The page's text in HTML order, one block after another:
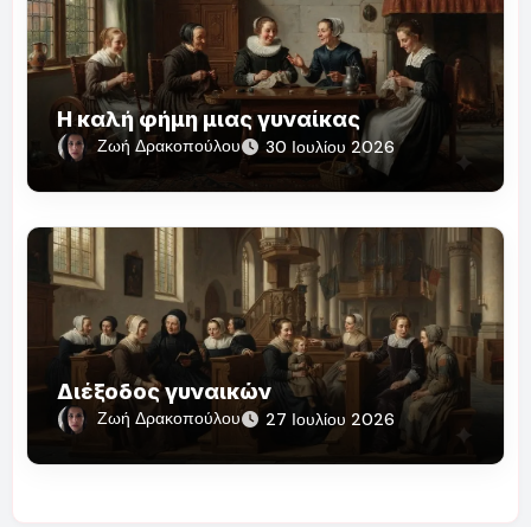
Η καλή φήμη μιας γυναίκας
Ζωή Δρακοπούλου 30 Ιουλίου 2026
Διέξοδος γυναικών
Ζωή Δρακοπούλου 27 Ιουλίου 2026